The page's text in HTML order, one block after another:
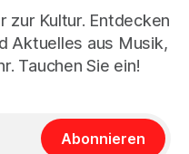
zur Kultur. Entdecken
Aktuelles aus Musik,
Tauchen Sie ein!
Abonnieren